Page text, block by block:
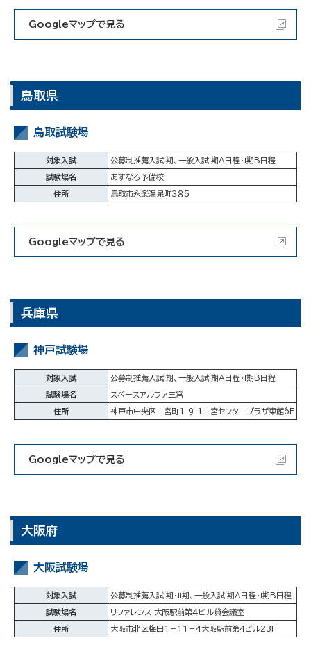
Googleマップで見る
鳥取県
鳥取試験場
対象入試 公募制推薦入試Ⅰ期、一般入試Ⅰ期A日程・Ⅰ期B日程
試験場名 あすなろ予備校
住所 鳥取市永楽温泉町３８５
Googleマップで見る
兵庫県
神戸試験場
対象入試 公募制推薦入試Ⅰ期、一般入試Ⅰ期A日程・Ⅰ期B日程
試験場名 スペースアルファ三宮
住所 神戸市中央区三宮町1-9-1三宮センタープラザ東館6F
Googleマップで見る
大阪府
大阪試験場
対象入試 公募制推薦入試Ⅰ期・Ⅱ期、一般入試Ⅰ期A日程・Ⅰ期B日程
試験場名 リファレンス 大阪駅前第４ビル貸会議室
住所 大阪市北区梅田1－11－4大阪駅前第4ビル23F